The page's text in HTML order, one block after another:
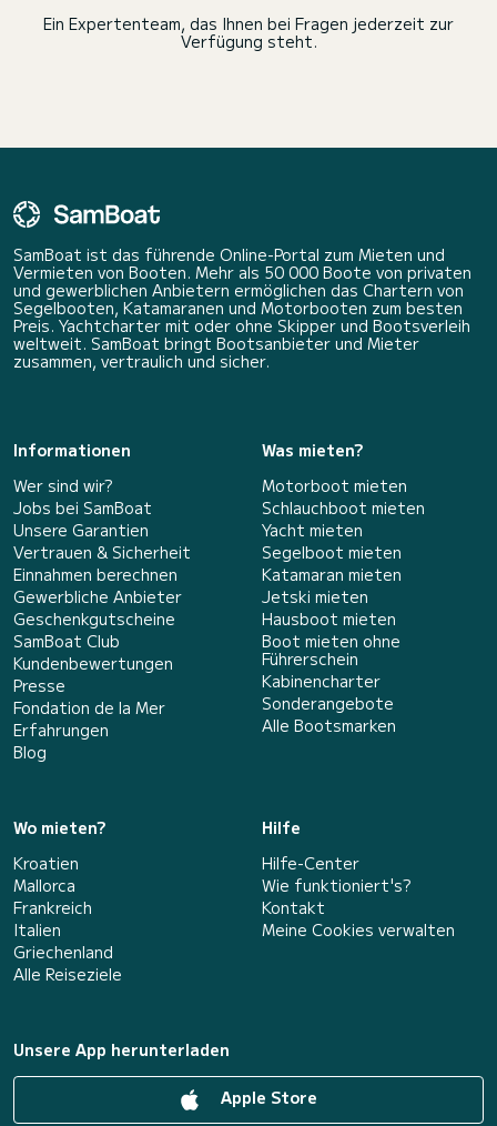
Ein Expertenteam, das Ihnen bei Fragen jederzeit zur
Verfügung steht.
SamBoat ist das führende Online-Portal zum Mieten und
Vermieten von Booten. Mehr als 50 000 Boote von privaten
und gewerblichen Anbietern ermöglichen das Chartern von
Segelbooten, Katamaranen und Motorbooten zum besten
Preis. Yachtcharter mit oder ohne Skipper und Bootsverleih
weltweit. SamBoat bringt Bootsanbieter und Mieter
zusammen, vertraulich und sicher.
Informationen
Wer sind wir?
Jobs bei SamBoat
Unsere Garantien
Vertrauen & Sicherheit
Einnahmen berechnen
Gewerbliche Anbieter
Geschenkgutscheine
SamBoat Club
Kundenbewertungen
Presse
Fondation de la Mer
Erfahrungen
Blog
Was mieten?
Motorboot mieten
Schlauchboot mieten
Yacht mieten
Segelboot mieten
Katamaran mieten
Jetski mieten
Hausboot mieten
Boot mieten ohne
Führerschein
Kabinencharter
Sonderangebote
Alle Bootsmarken
Wo mieten?
Kroatien
Mallorca
Frankreich
Italien
Griechenland
Alle Reiseziele
Hilfe
Hilfe-Center
Wie funktioniert's?
Kontakt
Meine Cookies verwalten
Unsere App herunterladen
Apple Store